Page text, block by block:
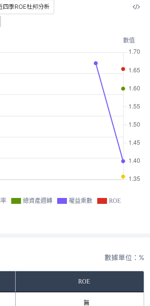
四季ROE杜邦分析
總資產週轉 權益乘數 ROE
數據單位：%
ROE
無